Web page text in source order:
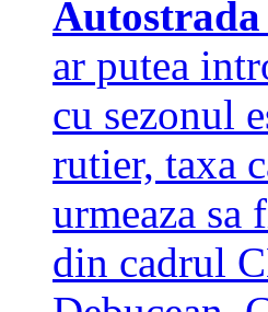
ar putea
cu sezonul
rutier, taxa
urmeaza
din cadrul